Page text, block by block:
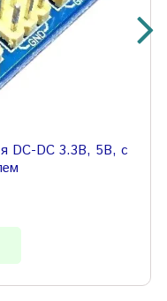
DC-DC 3.3В, 5В, с